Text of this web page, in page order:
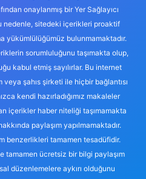
onaylanmış bir Yer Sağlayıcı
nedenle, sitedeki içerikleri proaktif
yükümlülüğümüz bulunmamaktadır.
sorumluluğunu taşımakta olup,
kabul etmiş sayılırlar. Bu internet
şahıs şirketi ile hiçbir bağlantısı
kendi hazırladığımız makaleler
içerikler haber niteliği taşımamakta
paylaşım yapılmamaktadır.
benzerlikleri tamamen tesadüfidir.
tamamen ücretsiz bir bilgi paylaşım
düzenlemelere aykırı olduğunu